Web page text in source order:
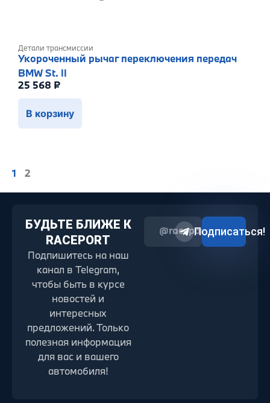
Детали трансмиссии
Укороченный рычаг переключения передач
BMW St. II
25 568 ₽
В корзину
1 2
БУДЬТЕ БЛИЖЕ К
RACEPORT
Подпишитесь на наш
канал в Telegram,
чтобы быть в курсе
новостей и
интересных
предложений. Только
полезная информация
для вас и вашего
автомобиля!
@raceport2022
Подписаться!